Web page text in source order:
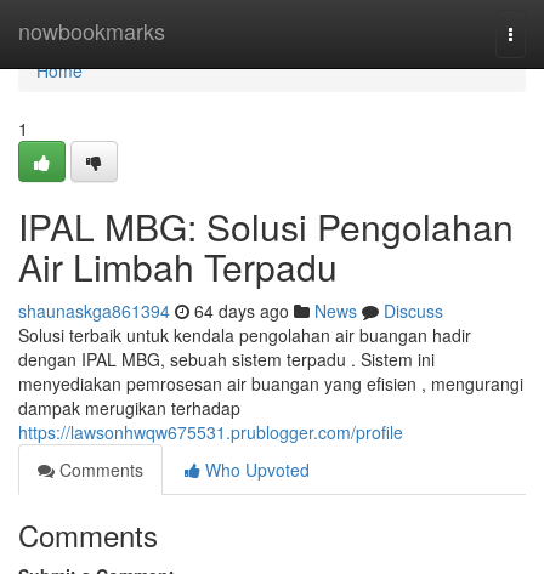
nowbookmarks
Home
Home
1
IPAL MBG: Solusi Pengolahan
Air Limbah Terpadu
shaunaskga861394 64 days ago News
Discuss
Solusi terbaik untuk kendala pengolahan air buangan hadir
dengan IPAL MBG, sebuah sistem terpadu . Sistem ini
menyediakan pemrosesan air buangan yang efisien , mengurangi
dampak merugikan terhadap
https://lawsonhwqw675531.prublogger.com/profile
Comments
Who Upvoted
Comments